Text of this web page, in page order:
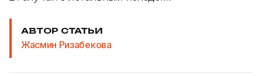
АВТОР СТАТЬИ
Жасмин Ризабекова